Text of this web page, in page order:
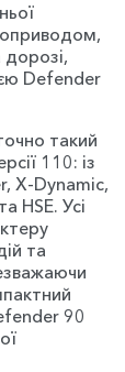
Defender
такий
110: із
X-Dynamic,
HSE. Усі
та
90